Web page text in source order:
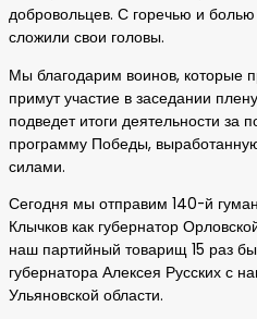
добровольцев. С горечью и
сложили свои головы.
Мы благодарим воинов, которые
примут участие в заседании
подведет итоги деятельности за
программу Победы,
силами.
Сегодня мы отправим 140-й
Клычков как губернатор
наш партийный товарищ 15 раз
губернатора Алексея Русских с
Ульяновской области.